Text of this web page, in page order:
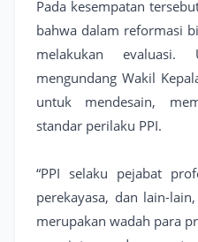
Pada kesempatan
bahwa dalam reformasi
melakukan
mengundang Wakil
untuk mendesain,
standar perilaku PPI.
“PPI selaku pejabat
perekayasa, dan lain-
merupakan wadah para